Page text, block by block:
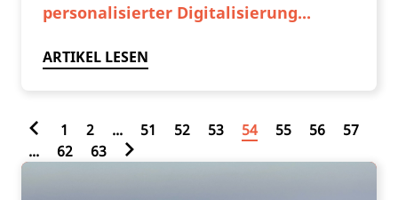
personalisierter Digitalisierung...
ARTIKEL LESEN
1 2 ... 51 52 53 54 55 56
57
...
62 63